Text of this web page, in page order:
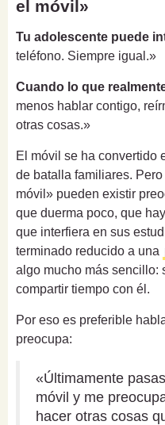
el móvil»
Tu adolescente puede
teléfono. Siempre igual.»
Cuando lo que
menos hablar contigo,
otras cosas.»
El móvil se ha convertido
de batalla familiares.
móvil» pueden existir
que duerma poco, que
que interfiera en sus
terminado reducido a una
algo mucho más sencillo:
compartir tiempo con él.
Por eso es preferible
preocupa:
«Últimamente
móvil y me
hacer otras cosas